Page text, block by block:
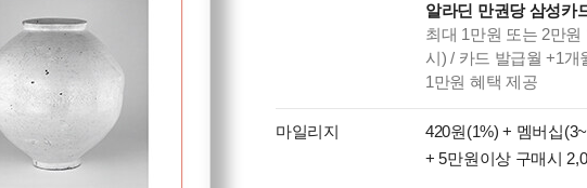
알라딘 만권당 삼성카
최대 1만원 또는 2만
시) / 카드 발급월 +1개
1만원 혜택 제공
마일리지 420원(1%) + 멤버십
+ 5만원이상 구매시